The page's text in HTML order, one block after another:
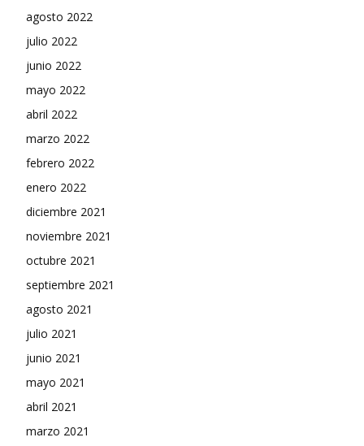
agosto 2022
julio 2022
junio 2022
mayo 2022
abril 2022
marzo 2022
febrero 2022
enero 2022
diciembre 2021
noviembre 2021
octubre 2021
septiembre 2021
agosto 2021
julio 2021
junio 2021
mayo 2021
abril 2021
marzo 2021